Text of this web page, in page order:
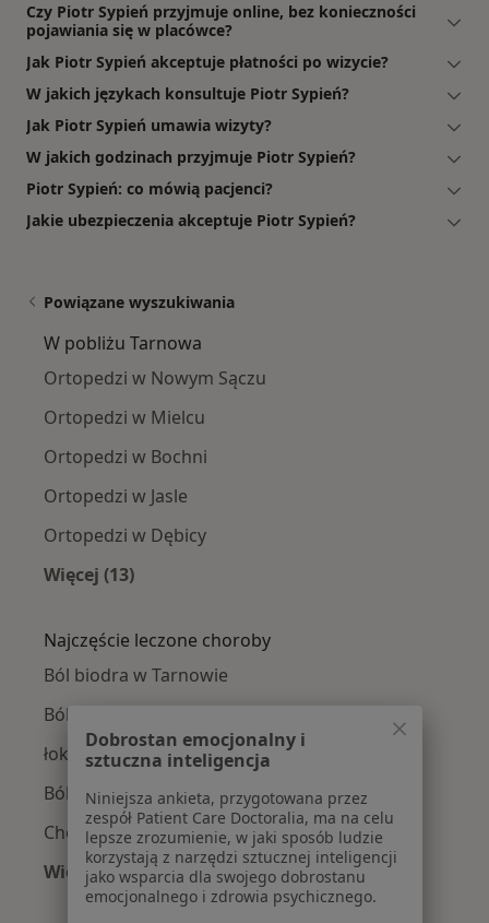
Czy Piotr Sypień przyjmuje online, bez konieczności
pojawiania się w placówce?
Jak Piotr Sypień akceptuje płatności po wizycie?
W jakich językach konsultuje Piotr Sypień?
Jak Piotr Sypień umawia wizyty?
W jakich godzinach przyjmuje Piotr Sypień?
Piotr Sypień: co mówią pacjenci?
Jakie ubezpieczenia akceptuje Piotr Sypień?
Powiązane wyszukiwania
W pobliżu Tarnowa
Ortopedzi w Nowym Sączu
Ortopedzi w Mielcu
Ortopedzi w Bochni
Ortopedzi w Jasle
Ortopedzi w Dębicy
Więcej (13)
Najczęście leczone choroby
Ból biodra w Tarnowie
Ból barku w Tarnowie
łokieć tenisisty w Tarnowie
Ból kolana w Tarnowie
Choroby narządów ruchu w Tarnowie
Więcej (15)
Więcej w kategorii: Najczęście leczone
Dobrostan emocjonalny i
sztuczna inteligencja
Niniejsza ankieta, przygotowana przez
zespół Patient Care Doctoralia, ma na celu
lepsze zrozumienie, w jaki sposób ludzie
korzystają z narzędzi sztucznej inteligencji
jako wsparcia dla swojego dobrostanu
emocjonalnego i zdrowia psychicznego.